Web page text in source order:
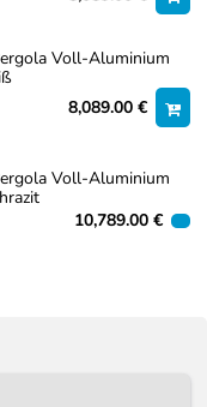
0,00 €
Voll-Aluminium
8,089.00 €
Voll-Aluminium
10,789.00 €